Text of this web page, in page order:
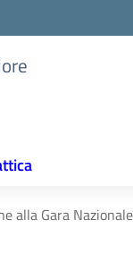
alla Gara